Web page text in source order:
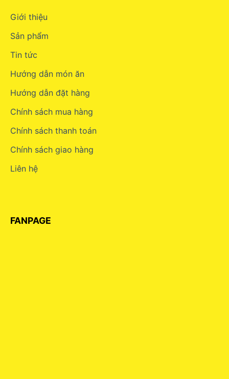
Giới thiệu
Sản phẩm
Tin tức
Hướng dẫn món ăn
Hướng dẫn đặt hàng
Chính sách mua hàng
Chính sách thanh toán
Chính sách giao hàng
Liên hệ
FANPAGE